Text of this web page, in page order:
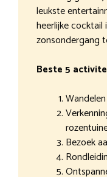
leukste
heerlijke
zonsondergang
Beste 5
Bezoek